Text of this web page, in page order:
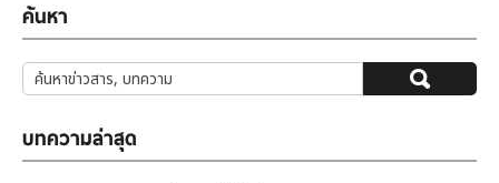
ค้นหา
บทความล่าสุด